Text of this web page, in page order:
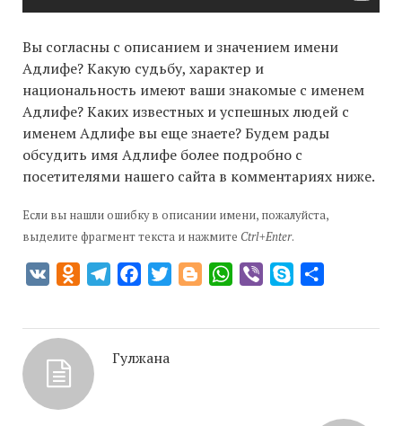
Вы согласны с описанием и значением имени
Адлифе? Какую судьбу, характер и
национальность имеют ваши знакомые с именем
Адлифе? Каких известных и успешных людей с
именем Адлифе вы еще знаете? Будем рады
обсудить имя Адлифе более подробно с
посетителями нашего сайта в комментариях ниже.
Если вы нашли ошибку в описании имени, пожалуйста,
выделите фрагмент текста и нажмите Ctrl+Enter.
VK Odnoklassniki
TelegramFacebookTwitterBloggerWhatsApp
Viber Skype
Гулжана